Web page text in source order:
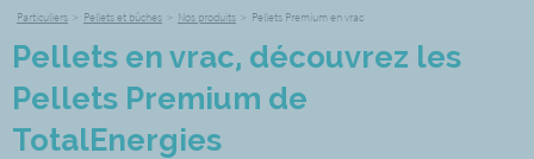
Particuliers > Pellets et bûches > Nos produits > Pellets Premium en vrac
Pellets en vrac, découvrez les
Pellets Premium de
TotalEnergies